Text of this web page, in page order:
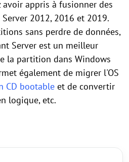
avoir appris à fusionner des
2012, 2016 et 2019.
sans perdre de données,
Server est un meilleur
la partition dans Windows
également de migrer l'OS
CD bootable et de convertir
logique, etc.